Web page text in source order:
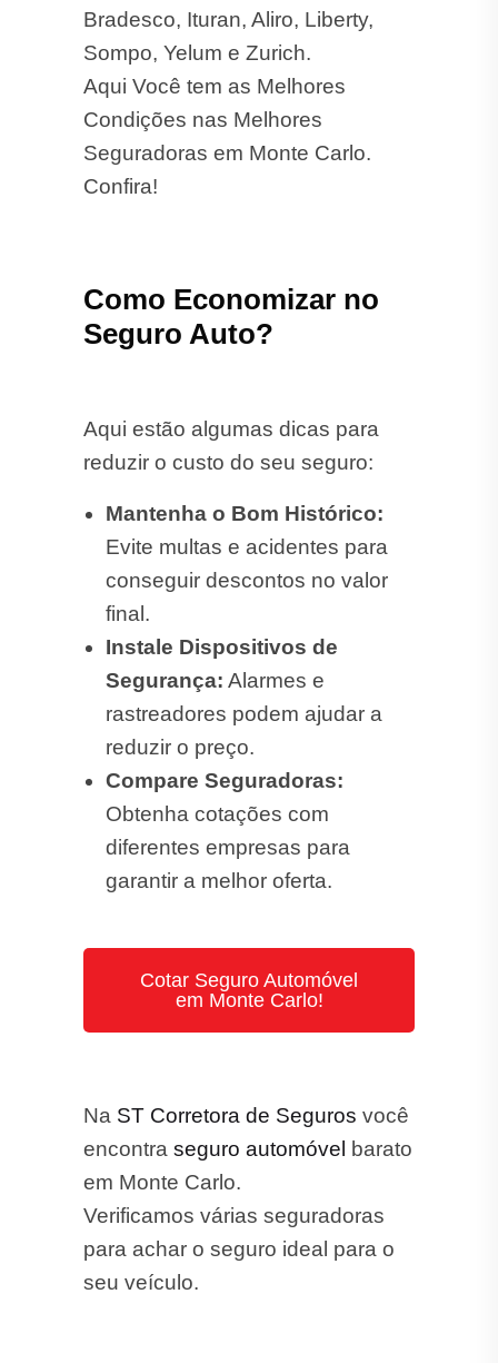
Bradesco, Ituran, Aliro, Liberty,
Sompo, Yelum e Zurich.
Aqui Você tem as Melhores
Condições nas Melhores
Seguradoras em Monte Carlo.
Confira!
Como Economizar no
Seguro Auto?
Aqui estão algumas dicas para
reduzir o custo do seu seguro:
Mantenha o Bom Histórico:
Evite multas e acidentes para
conseguir descontos no valor
final.
Instale Dispositivos de
Segurança: Alarmes e
rastreadores podem ajudar a
reduzir o preço.
Compare Seguradoras:
Obtenha cotações com
diferentes empresas para
garantir a melhor oferta.
Cotar Seguro Automóvel
em Monte Carlo!
Na ST Corretora de Seguros você
encontra seguro automóvel
barato
em Monte Carlo.
Verificamos várias seguradoras
para achar o seguro ideal para o
seu veículo.